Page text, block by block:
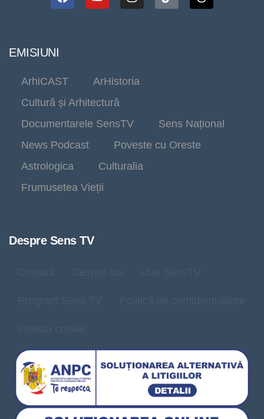
EMISIUNI
ArhiCAST
ArHistoria
Cultură și Arhitectură
Documentarele SensTV
Sens Național
News Podcast
Poveste cu Oreste
Astrologica
Culturalia
Frumusetea Vieții
Despre Sens TV